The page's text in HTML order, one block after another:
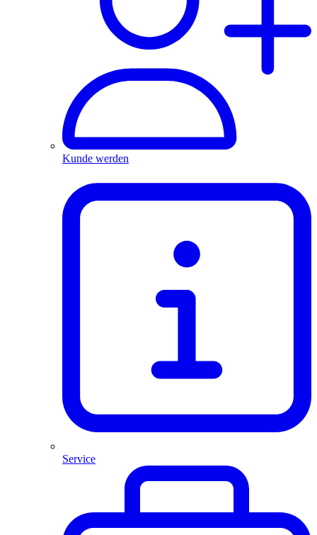
Kunde werden
Service